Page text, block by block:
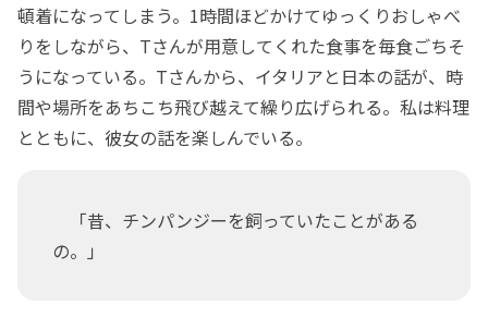
頓着になってしまう。1時間ほどかけてゆっくりおしゃべ
りをしながら、Tさんが用意してくれた食事を毎食ごちそ
うになっている。Tさんから、イタリアと日本の話が、時
間や場所をあちこち飛び越えて繰り広げられる。私は料理
とともに、彼女の話を楽しんでいる。
「昔、チンパンジーを飼っていたことがある
の。」